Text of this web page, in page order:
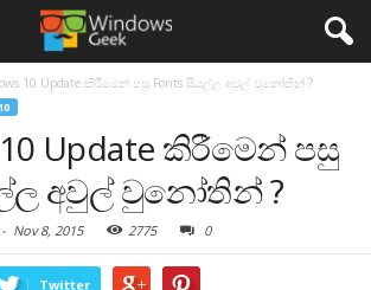
10 Update කිරීමෙන් පසු Fonts සියල්ල අවුල් වුනෝතින් ?
Update කිරීමෙන් පසු
අවුල් වුනෝතින් ?
- Nov 8, 2015 2775 0
Twitter